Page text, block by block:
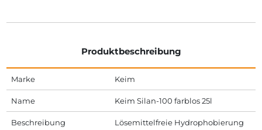
Produktbeschreibung
Marke Keim
Name Keim Silan-100 farblos 25l
Beschreibung
Lösemittelfreie Hydrophobierung